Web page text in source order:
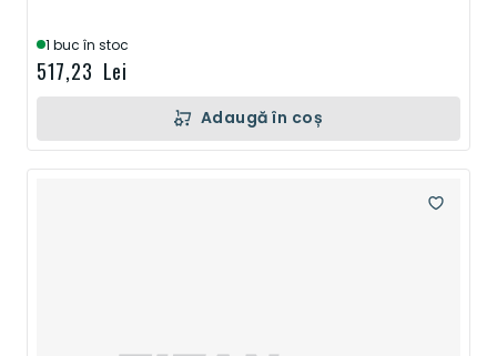
1 buc în stoc
517,23 Lei
Adaugă în coș